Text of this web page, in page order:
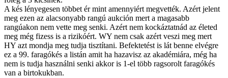
A kés lényegesen többet ér mint amennyiért megvették. Azért jelent
meg ezen az alacsonyabb rangú aukción mert a magasabb
rangúakon nem vette meg senki. Azért nem kockáztatnád az életed
meg még fizess is a rizikóért. WY nem csak azért veszi meg mert
HY azt mondja meg tudja tisztítani. Befektetést is lát benne elvégre
ez a 99. faragókés a listán amit ha hazavisz az akadémiára, még ha
nem is tudja használni senki akkor is 1-el több ragsorolt faragókés
van a birtokukban.